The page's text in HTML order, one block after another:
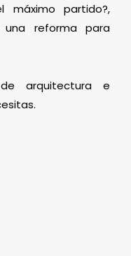
máximo partido?,
reforma para
arquitectura e